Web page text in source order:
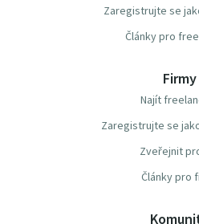
Zaregistrujte se
Články pro
Firmy
Najít
Zaregistrujte se
Zveřejnit
Články pro